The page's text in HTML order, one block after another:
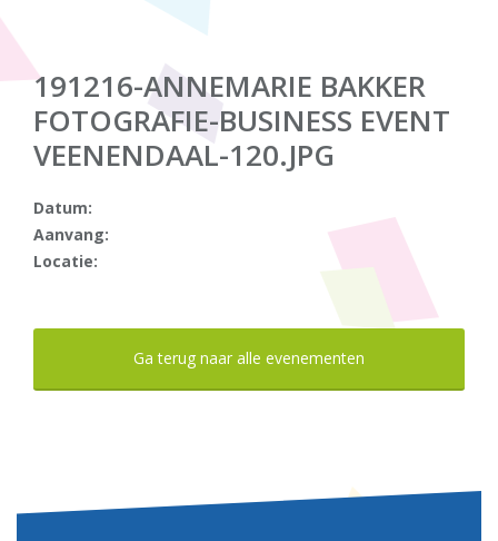
191216-ANNEMARIE BAKKER
FOTOGRAFIE-BUSINESS EVENT
VEENENDAAL-120.JPG
Datum:
Aanvang:
Locatie:
Ga terug naar alle evenementen